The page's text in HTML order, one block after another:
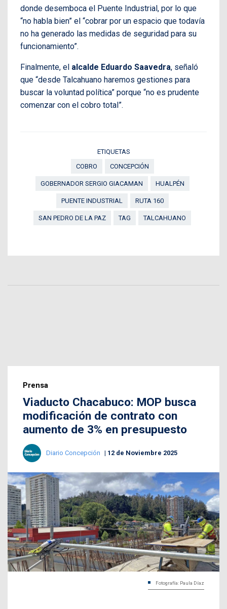
donde desemboca el Puente Industrial, por lo que
“no habla bien” el “cobrar por un espacio que todavía
no ha generado las medidas de seguridad para su
funcionamiento”.
Finalmente, el alcalde Eduardo Saavedra, señaló
que “desde Talcahuano haremos gestiones para
buscar la voluntad política” porque “no es prudente
comenzar con el cobro total”.
ETIQUETAS
COBRO
CONCEPCIÓN
GOBERNADOR SERGIO GIACAMAN HUALPÉN
PUENTE INDUSTRIAL RUTA 160
SAN PEDRO DE LA PAZ TAG TALCAHUANO
Prensa
Viaducto Chacabuco: MOP busca
modificación de contrato con
aumento de 3% en presupuesto
Diario Concepción 12 de Noviembre 2025
Fotografía: Paula Díaz